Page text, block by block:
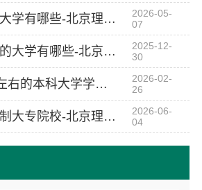
广东有专科的大学有哪些-北京理工大学珠海学院继教院
2026-05-
07
广东省有专科的大学有哪些-北京理工大学珠海学院继续教育学院
2025-12-
30
广东省100分左右的本科大学学费多少钱-北京理工大学珠海学院继续教育学院
2026-02-
26
广东报读全日制大专院校-北京理工大学珠海学院继续教育学院
2026-06-
04